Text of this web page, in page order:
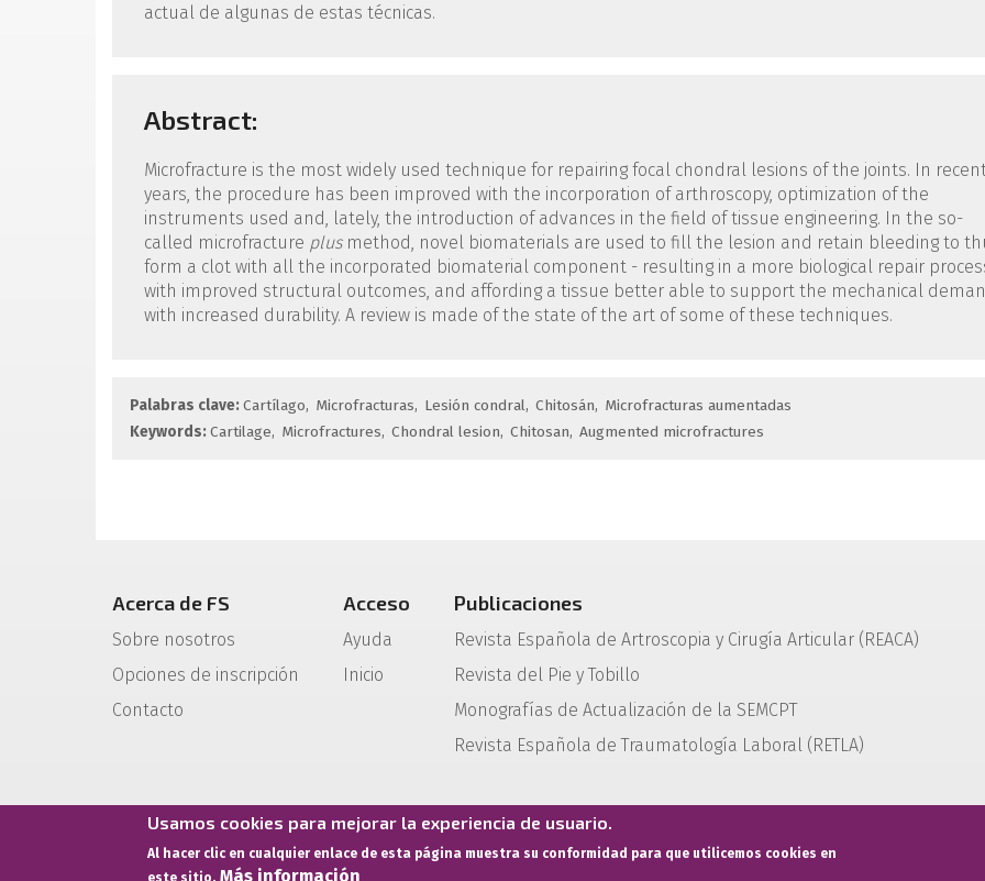
actual de algunas de estas técnicas.
Abstract:
Microfracture is the most widely used technique for repairing focal chondral lesions of the joints. In
years, the procedure has been improved with the incorporation of arthroscopy, optimization of the
instruments used and, lately, the introduction of advances in the field of tissue engineering. In the so-
called microfracture plusmethod, novel biomaterials are used to fill the lesion and retain bleeding to
form a clot with all the incorporated biomaterial component - resulting in a more biological repair
with improved structural outcomes, and affording a tissue better able to support the mechanical
with increased durability. A review is made of the state of the art of some of these techniques.
Palabras clave:Cartílago Microfracturas Lesión condral Chitosán
Microfracturas aumentadas
Keywords:Cartilage Microfractures Chondral lesion Chitosan Augmented microfractures
Acerca de FS
Sobre nosotros
Opciones de inscripción
Contacto
Acceso
Ayuda
Inicio
Publicaciones
Revista Española de Artroscopia y Cirugía Articular (REACA)
Revista del Pie y Tobillo
Monografías de Actualización de la SEMCPT
Revista Española de Traumatología Laboral (RETLA)
Usamos cookies para mejorar la experiencia de usuario.
Al hacer clic en cualquier enlace de esta página muestra su conformidad para que utilicemos cookies en
este sitio. Más información